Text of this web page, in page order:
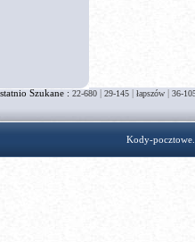
Szukane :22-680 | 29-145 | łapszów | 36-
Kody-